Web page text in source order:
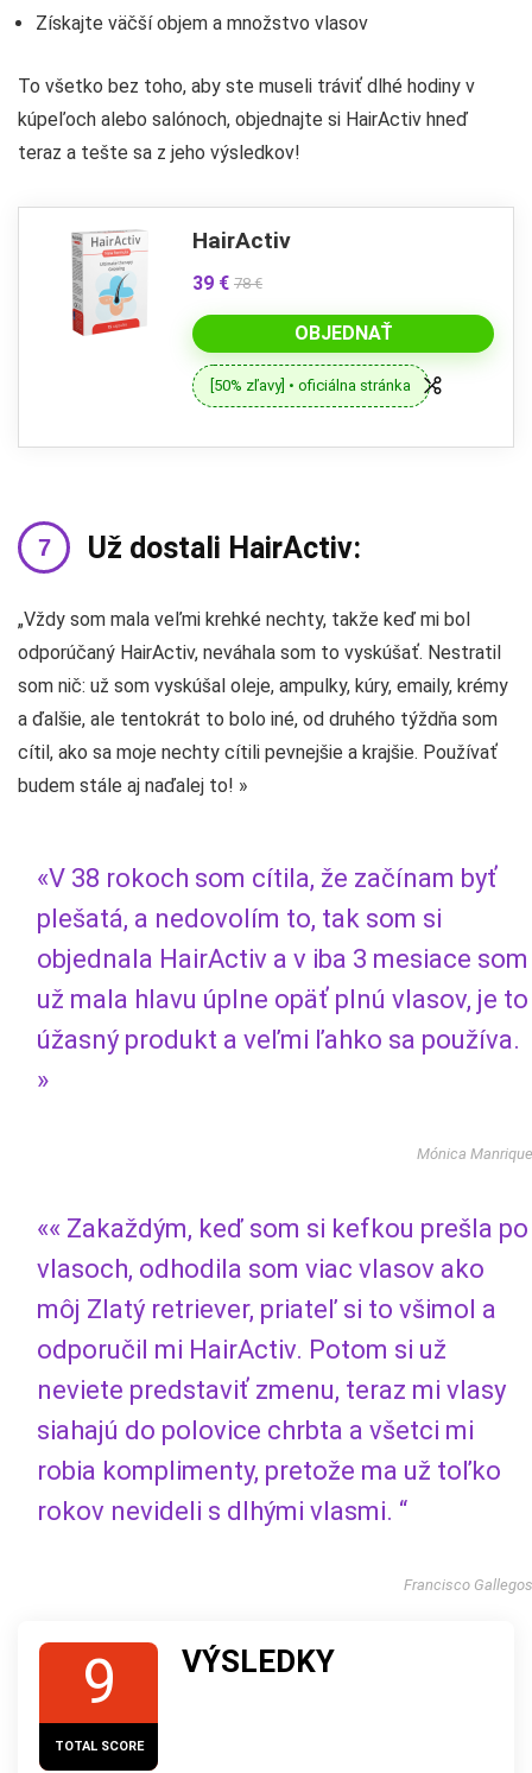
Získajte väčší objem a množstvo vlasov
To všetko bez toho, aby ste museli tráviť dlhé hodiny v
kúpeľoch alebo salónoch, objednajte si HairActiv hneď
teraz a tešte sa z jeho výsledkov!
HairActiv
39 € 78 €
OBJEDNAŤ
[50% zľavy] • oficiálna stránka
Už dostali HairActiv:
„Vždy som mala veľmi krehké nechty, takže keď mi bol
odporúčaný HairActiv, neváhala som to vyskúšať. Nestratil
som nič: už som vyskúšal oleje, ampulky, kúry, emaily, krémy
a ďalšie, ale tentokrát to bolo iné, od druhého týždňa som
cítil, ako sa moje nechty cítili pevnejšie a krajšie. Používať
budem stále aj naďalej to! »
«V 38 rokoch som cítila, že začínam byť
plešatá, a nedovolím to, tak som si
objednala HairActiv a v iba 3 mesiace som
už mala hlavu úplne opäť plnú vlasov, je to
úžasný produkt a veľmi ľahko sa používa.
»
Mónica Manrique
«« Zakaždým, keď som si kefkou prešla po
vlasoch, odhodila som viac vlasov ako
môj Zlatý retriever, priateľ si to všimol a
odporučil mi HairActiv. Potom si už
neviete predstaviť zmenu, teraz mi vlasy
siahajú do polovice chrbta a všetci mi
robia komplimenty, pretože ma už toľko
rokov nevideli s dlhými vlasmi. “
Francisco Gallegos
9
TOTAL SCORE
VÝSLEDKY